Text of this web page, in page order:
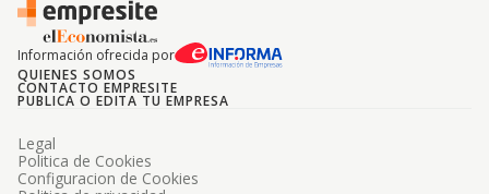
Información ofrecida por
QUIENES SOMOS
CONTACTO EMPRESITE
PUBLICA O EDITA TU EMPRESA
Legal
Politica de Cookies
Configuracion de Cookies